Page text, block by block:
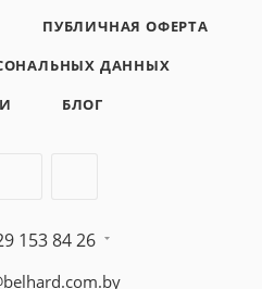
ПУБЛИЧНАЯ ОФЕРТА
ДАННЫХ
БЛОГ
153 84 26